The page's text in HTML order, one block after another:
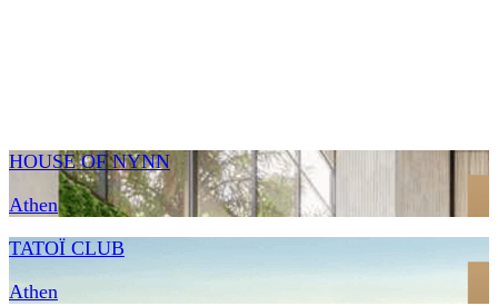
HOUSE OF NYNN
Athen
TATOΪ CLUB
Athen